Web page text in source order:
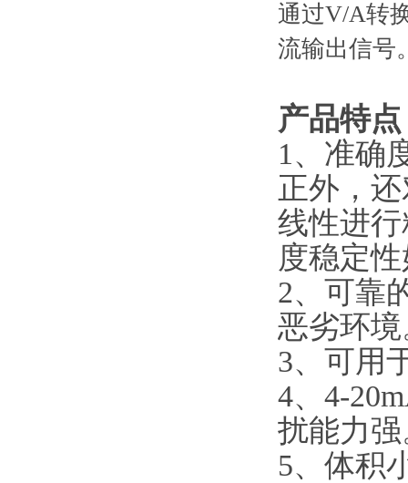
通过V/A转
流输出信号
产品特点
1 、准确
正外，
线性进
度稳定
2、可靠
恶劣环
3、可用
4、4-
扰能力
5、体积